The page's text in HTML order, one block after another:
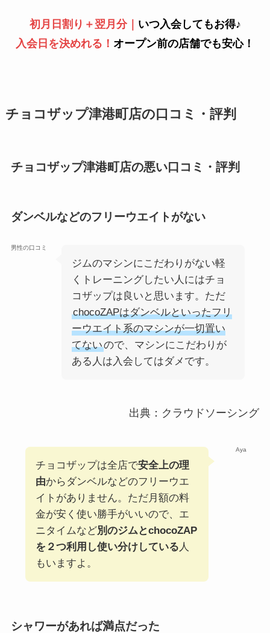
初月日割り＋翌月分｜ いつ入会してもお得♪
入会日を決めれる！ オープン前の店舗でも安心！
チョコザップ津港町店の口コミ・評判
チョコザップ津港町店の悪い口コミ・評判
ダンベルなどのフリーウエイトがない
男性の口コミ
ジムのマシンにこだわりがない軽
くトレーニングしたい人にはチョ
コザップは良いと思います。ただ
chocoZAPはダンベルといったフリ
ーウエイト系のマシンが一切置い
てないので、マシンにこだわりが
ある人は入会してはダメです。
出典：クラウドソーシング
Aya
チョコザップは全店で安全上の理
由からダンベルなどのフリーウエ
イトがありません。ただ月額の料
金が安く使い勝手がいいので、エ
ニタイムなど別のジムとchocoZAP
を２つ利用し使い分けしている 人
もいますよ。
シャワーがあれば満点だった